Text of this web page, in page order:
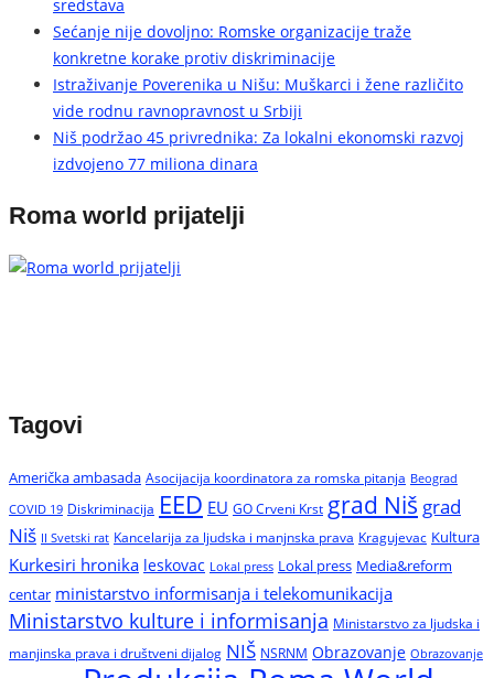
sredstava
Sećanje nije dovoljno: Romske organizacije traže
konkretne korake protiv diskriminacije
Istraživanje Poverenika u Nišu: Muškarci i žene različito
vide rodnu ravnopravnost u Srbiji
Niš podržao 45 privrednika: Za lokalni ekonomski razvoj
izdvojeno 77 miliona dinara
Roma world prijatelji
Tagovi
Američka ambasada Asocijacija koordinatora za romska pitanja Beograd
COVID 19 Diskriminacija EED EU GO Crveni Krst grad Niš grad
Niš II Svetski rat Kancelarija za ljudska i manjnska prava Kragujevac Kultura
Kurkesiri hronika leskovac Lokal press Lokal press Media&reform
centar ministarstvo informisanja i telekomunikacija
Ministarstvo kulture i informisanja Ministarstvo za ljudska i
manjinska prava i društveni dijalog NIŠ NSRNM Obrazovanje Obrazovanje